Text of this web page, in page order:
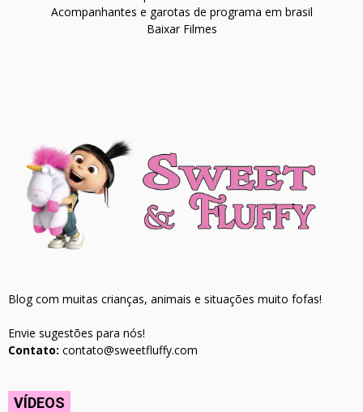
Acompanhantes e garotas de programa em brasil
Baixar Filmes
Blog com muitas crianças, animais e situações muito fofas!
Envie sugestões para nós!
Contato: contato@sweetfluffy.com
VÍDEOS